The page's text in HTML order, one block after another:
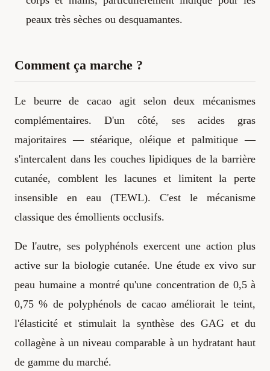
peaux très sèches ou desquamantes.
Comment ça marche ?
Le beurre de cacao agit selon deux mécanismes
complémentaires. D'un côté, ses acides gras
majoritaires — stéarique, oléique et palmitique —
s'intercalent dans les couches lipidiques de la barrière
cutanée, comblent les lacunes et limitent la perte
insensible en eau (TEWL). C'est le mécanisme
classique des émollients occlusifs.
De l'autre, ses polyphénols exercent une action plus
active sur la biologie cutanée. Une étude ex vivo sur
peau humaine a montré qu'une concentration de 0,5 à
0,75 % de polyphénols de cacao améliorait le teint,
l'élasticité et stimulait la synthèse des GAG et du
collagène à un niveau comparable à un hydratant haut
de gamme du marché.